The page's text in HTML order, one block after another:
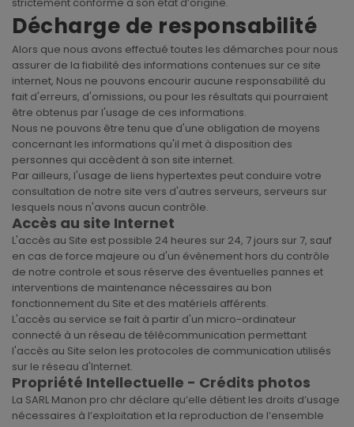
Décharge de responsabilité
Alors que nous avons effectué toutes les démarches pour nous
assurer de la fiabilité des informations contenues sur ce site
internet, Nous ne pouvons encourir aucune responsabilité du
fait d'erreurs, d'omissions, ou pour les résultats qui pourraient
être obtenus par l'usage de ces informations.
Nous ne pouvons être tenu que d'une obligation de moyens
concernant les informations qu'il met à disposition des
personnes qui accèdent à son site internet.
Par ailleurs, l'usage de liens hypertextes peut conduire votre
consultation de notre site vers d'autres serveurs, serveurs sur
lesquels nous n'avons aucun contrôle.
Accès au site Internet
L'accès au Site est possible 24 heures sur 24, 7 jours sur 7, sauf
en cas de force majeure ou d'un événement hors du contrôle
de notre controle et sous réserve des éventuelles pannes et
interventions de maintenance nécessaires au bon
fonctionnement du Site et des matériels afférents.
L'accès au service se fait à partir d'un micro-ordinateur
connecté à un réseau de télécommunication permettant
l'accès au Site selon les protocoles de communication utilisés
sur le réseau d'Internet.
Propriété Intellectuelle - Crédits photos
La SARL Manon pro chr déclare qu’elle détient les droits d’usage
nécessaires à l’exploitation et la reproduction de l’ensemble